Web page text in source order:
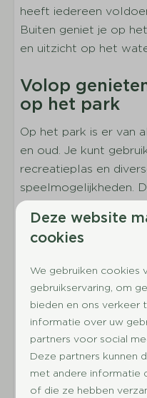
Slapen
Aantal
Aantal
Kledingkast
Sanitair
Aantal badkamers:
Wastafel
Apart toilet
Ligbad
Buiten
Parkeerplaats bij
Oplaadpunt
heeft iedereen
Buiten geniet je op
en uitzicht op het
Volop
op het park
Op het park is er van
en oud. Je kunt
recreatieplas en
speelmogelijkheden.
restaurant, waardoor
en gezellig wordt.
Ontdek de
van Drenthe
De Huynen ligt
Drentsche Aa en is
stellen die de rust en
Vanuit het park stap
Deze website
cookies
We gebruiken cookies
gebruikservaring, om
bieden en ons verkeer
informatie over uw
partners voor social
Deze partners kunnen
met andere informatie
of die ze hebben